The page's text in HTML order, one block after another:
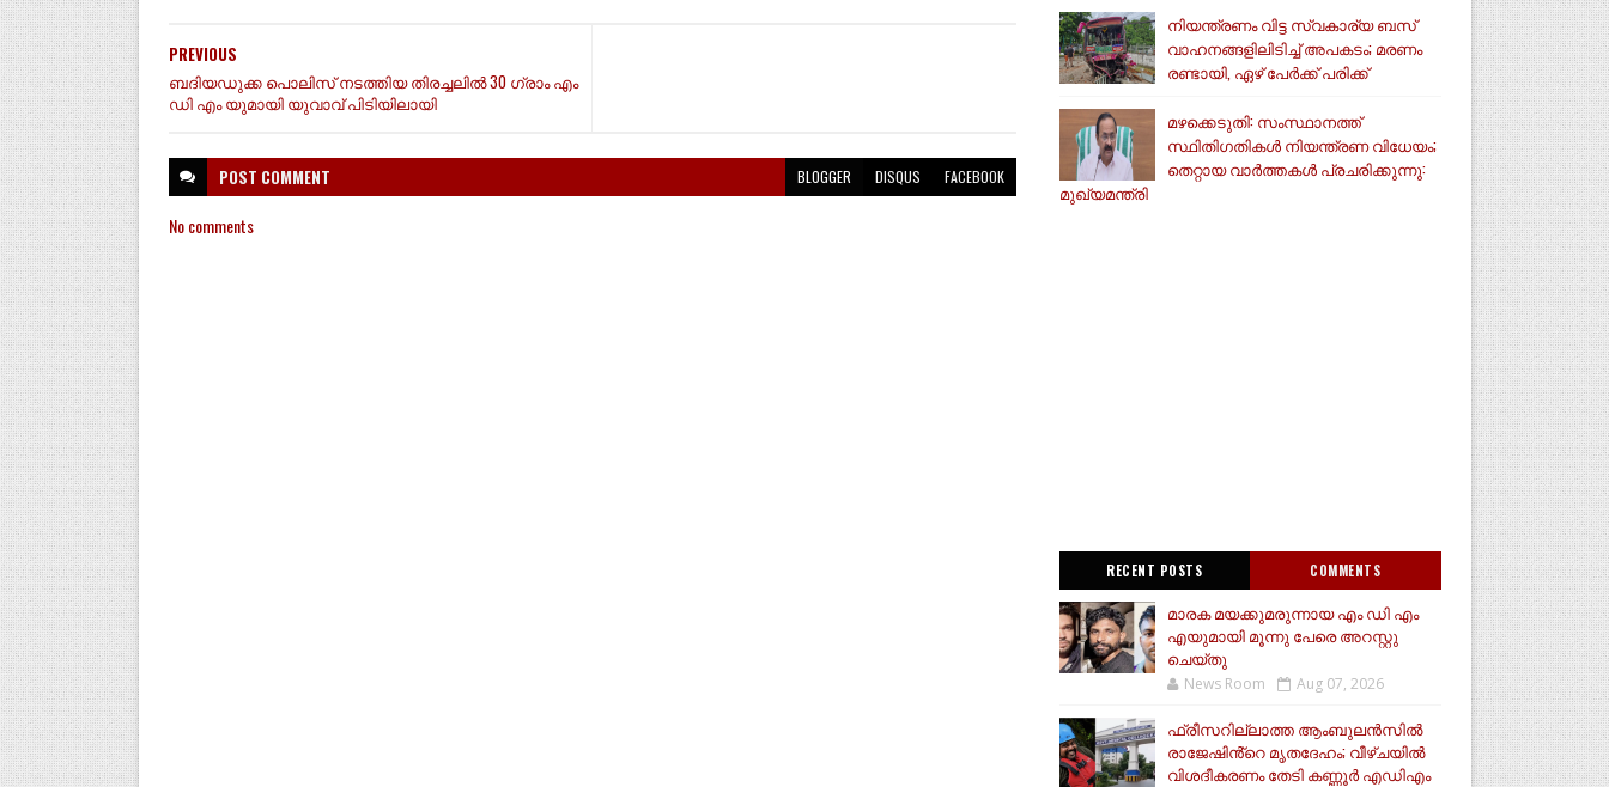
PREVIOUS
ബദിയഡുക്ക പൊലിസ് നടത്തിയ തിരച്ചലിൽ 30 ഗ്രാം എം
ഡി എം യുമായി യുവാവ് പിടിയിലായി
POST COMMENT BLOGGER DISQUS FACEBOOK
No comments
നിയന്ത്രണം വിട്ട സ്വകാര്യ ബസ്
വാഹനങ്ങളിലിടിച്ച് അപകടം; മരണം
രണ്ടായി, ഏഴ് പേർക്ക് പരിക്ക്
മഴക്കെടുതി: സംസ്ഥാനത്ത്
സ്ഥിതിഗതികള്‍ നിയന്ത്രണ വിധേയം;
തെറ്റായ വാര്‍ത്തകള്‍ പ്രചരിക്കുന്നു:
മുഖ്യമന്ത്രി
RECENT POSTS COMMENTS
മാരക മയക്കുമരുന്നായ എം ഡി എം
എയുമായി മൂന്നു പേരെ അറസ്റ്റു
ചെയ്തു
News Room Aug 07, 2026
ഫ്രീസറില്ലാത്ത ആംബുലൻസിൽ
രാജേഷിൻ്റെ മൃതദേഹം; വീഴ്ചയിൽ
വിശദീകരണം തേടി കണ്ണൂർ എഡിഎം